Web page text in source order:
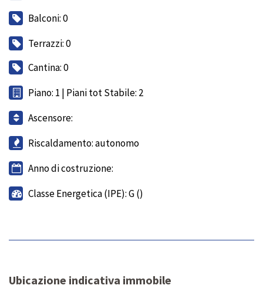
Balconi: 0
Terrazzi: 0
Cantina: 0
Piano: 1 | Piani tot Stabile: 2
Ascensore:
Riscaldamento: autonomo
Anno di costruzione:
Classe Energetica (IPE): G ()
Ubicazione indicativa immobile